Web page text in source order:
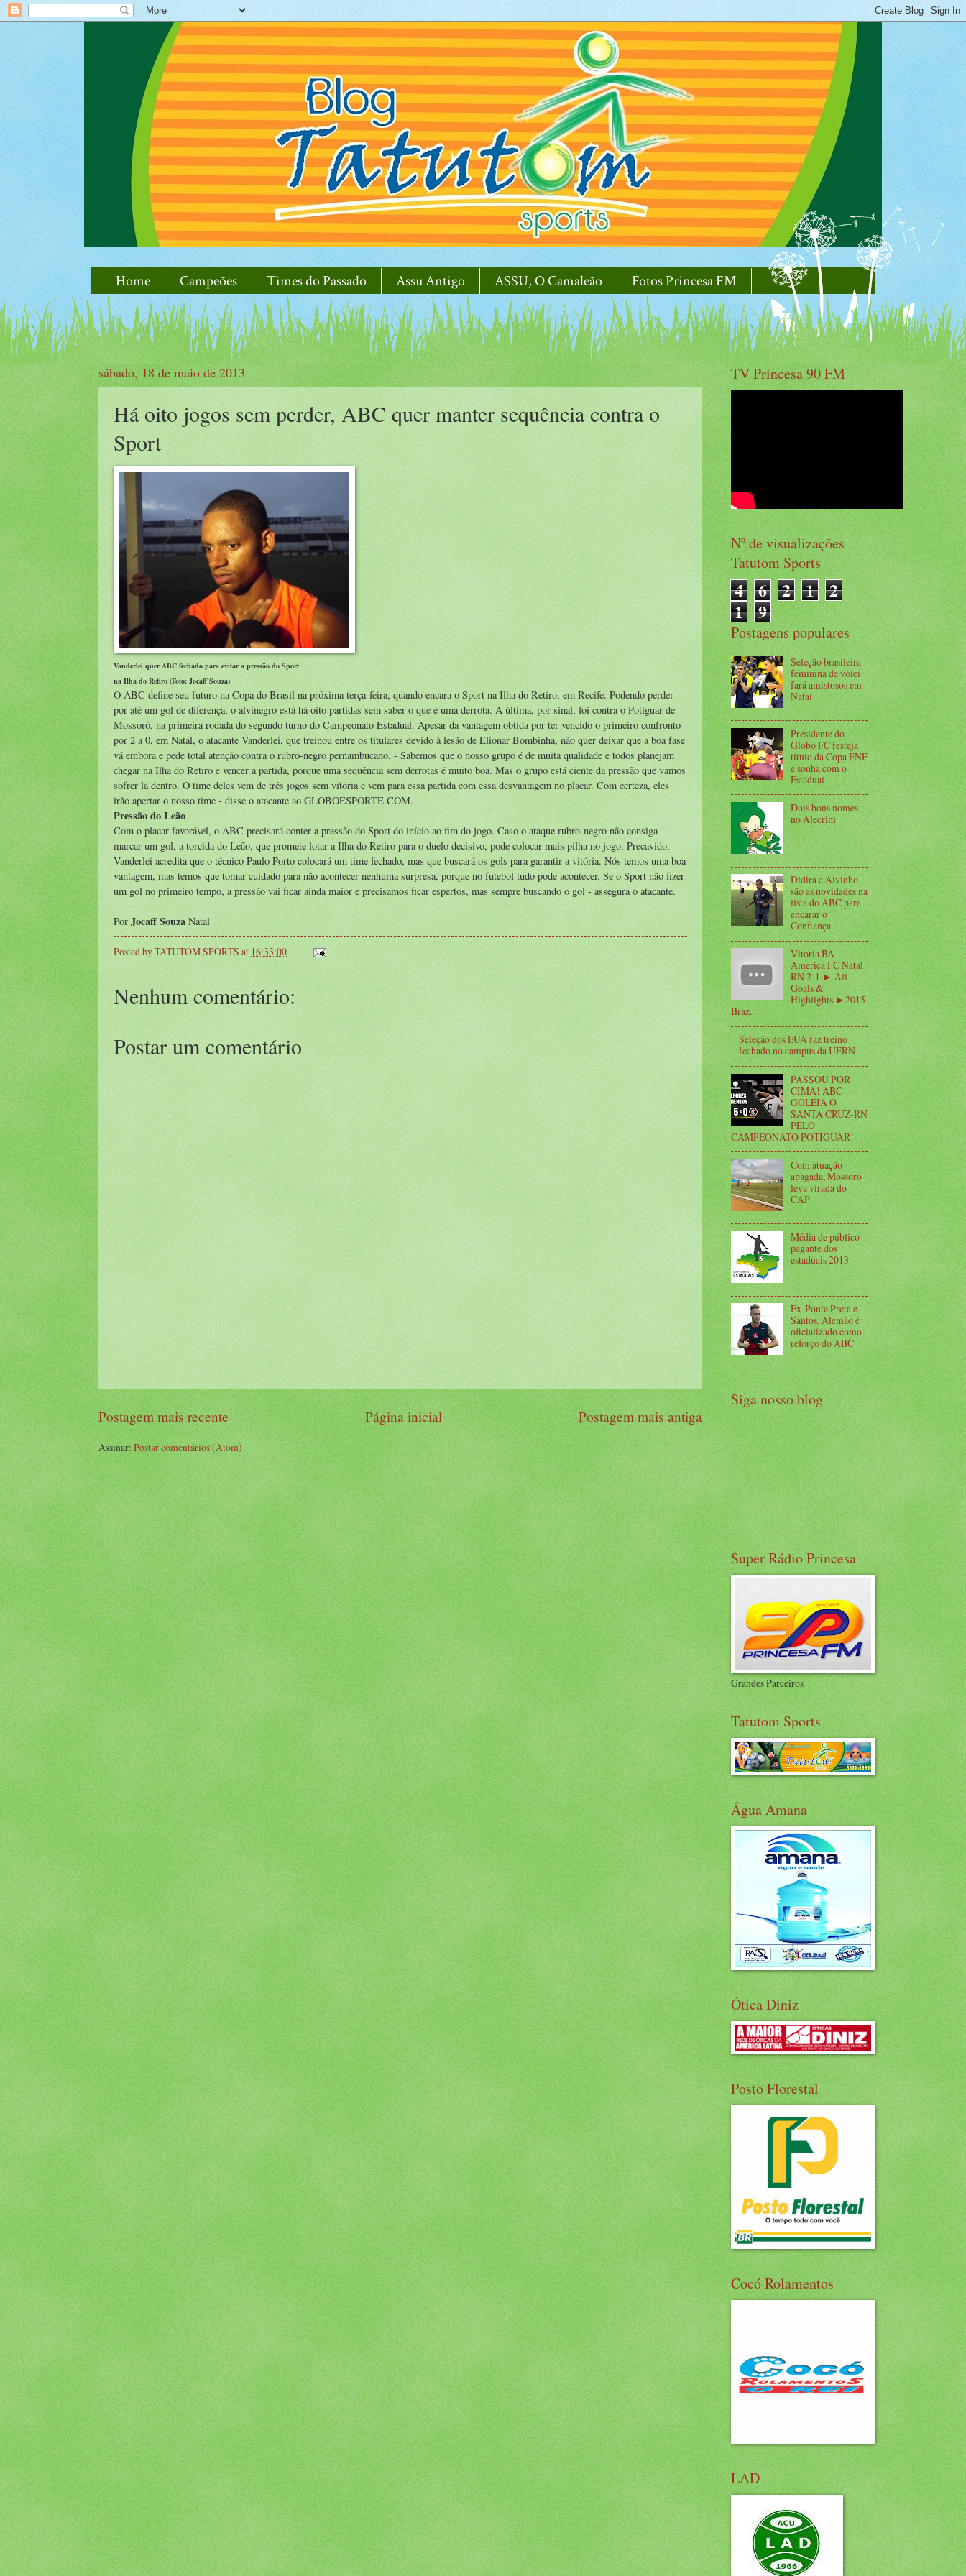
Home Campeões Times do Passado Assu Antigo ASSU, O Camaleão Fotos Princesa FM
sábado, 18 de maio de 2013
Há oito jogos sem perder, ABC quer manter sequência contra o
Sport
Vanderlei quer ABC fechado para evitar a pressão do Sport
na Ilha do Retiro (Foto: Jocaff Souza)
O ABC define seu futuro na Copa do Brasil na próxima terça-feira, quando encara o Sport na Ilha do Retiro, em Recife. Podendo perder
por até um gol de diferença, o alvinegro está há oito partidas sem saber o que é uma derrota. A última, por sinal, foi contra o Potiguar de
Mossoró, na primeira rodada do segundo turno do Campeonato Estadual. Apesar da vantagem obtida por ter vencido o primeiro confronto
por 2 a 0, em Natal, o atacante Vanderlei, que treinou entre os titulares devido à lesão de Elionar Bombinha, não quer deixar que a boa fase
vá embora e pede total atenção contra o rubro-negro pernambucano. - Sabemos que o nosso grupo é de muita qualidade e todos planejam
chegar na Ilha do Retiro e vencer a partida, porque uma sequência sem derrotas é muito boa. Mas o grupo está ciente da pressão que vamos
sofrer lá dentro. O time deles vem de três jogos sem vitória e vem para essa partida com essa desvantagem no placar. Com certeza, eles
irão apertar o nosso time - disse o atacante ao GLOBOESPORTE.COM.
Pressão do Leão
Com o placar favorável, o ABC precisará conter a pressão do Sport do início ao fim do jogo. Caso o ataque rubro-negro não consiga
marcar um gol, a torcida do Leão, que promete lotar a Ilha do Retiro para o duelo decisivo, pode colocar mais pilha no jogo. Precavido,
Vanderlei acredita que o técnico Paulo Porto colocará um time fechado, mas que buscará os gols para garantir a vitória. Nós temos uma boa
vantagem, mas temos que tomar cuidado para não acontecer nenhuma surpresa, porque no futebol tudo pode acontecer. Se o Sport não fizer
um gol no primeiro tempo, a pressão vai ficar ainda maior e precisamos ficar espertos, mas sempre buscando o gol - assegura o atacante.
Por Jocaff Souza Natal
Posted byTATUTOM SPORTS at 16:33:00
Nenhum comentário:
Postar um comentário
Postagem mais recente Postagem mais antiga
Página inicial
Assinar:Postar comentários (Atom)
TV Princesa 90 FM
Nº de visualizações
Tatutom Sports
4 6 2 1 2
1 9
Postagens populares
Seleção brasileira
feminina de vôlei
fará amistosos em
Natal
Presidente do
Globo FC festeja
título da Copa FNF
e sonha com o
Estadual
Dois bons nomes
no Alecrim
Didira e Alvinho
são as novidades na
lista do ABC para
encarar o
Confiança
Vitoria BA -
America FC Natal
RN 2-1 ► All
Goals &
Highlights ►2015
Braz...
Seleção dos EUA faz treino
fechado no campus da UFRN
PASSOU POR
CIMA! ABC
GOLEIA O
SANTA CRUZ-RN
PELO
CAMPEONATO POTIGUAR!
Com atuação
apagada, Mossoró
leva virada do
CAP
Média de público
pagante dos
estaduais 2013
Ex-Ponte Preta e
Santos, Alemão é
oficializado como
reforço do ABC
Siga nosso blog
Super Rádio Princesa
Grandes Parceiros
Tatutom Sports
Água Amana
Ótica Diniz
Posto Florestal
Cocó Rolamentos
LAD